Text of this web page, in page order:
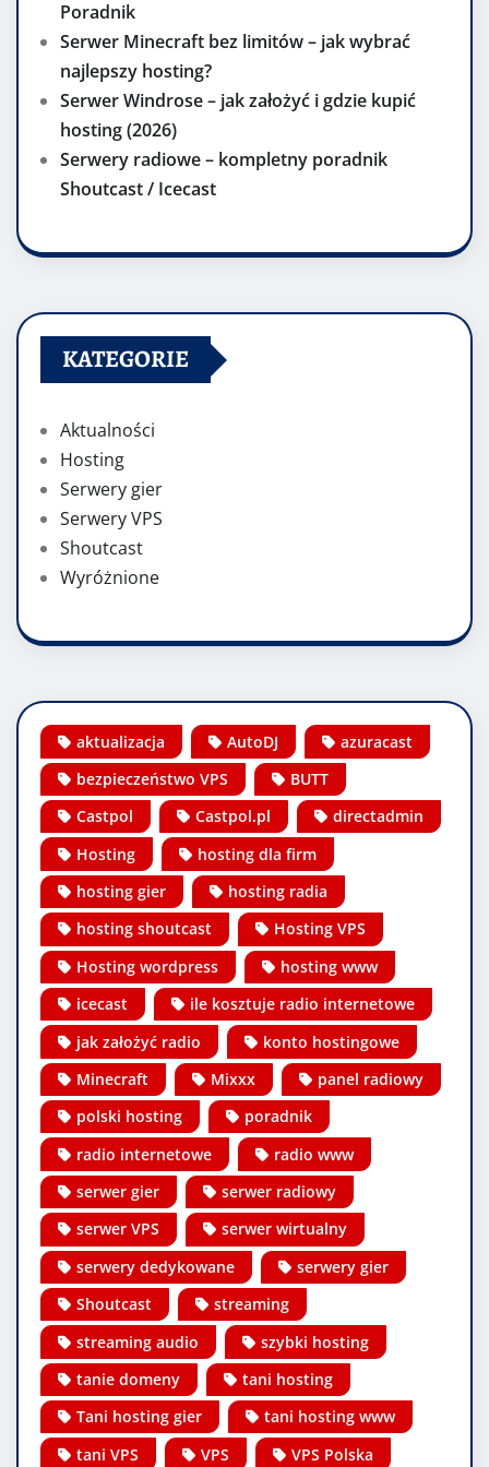
Poradnik
Serwer Minecraft bez limitów – jak wybrać
najlepszy hosting?
Serwer Windrose – jak założyć i gdzie kupić
hosting (2026)
Serwery radiowe – kompletny poradnik
Shoutcast / Icecast
KATEGORIE
Aktualności
Hosting
Serwery gier
Serwery VPS
Shoutcast
Wyróżnione
aktualizacja AutoDJ
azuracast
bezpieczeństwo VPS
BUTT
Castpol
Castpol.pl
directadmin
Hosting
hosting dla firm
hosting gier
hosting radia
hosting shoutcast
Hosting VPS
Hosting wordpress
hosting www
icecast
ile kosztuje radio internetowe
jak założyć radio
konto hostingowe
Minecraft
Mixxx
panel radiowy
polski hosting
poradnik
radio internetowe
radio www
serwer gier
serwer radiowy
serwer VPS
serwer wirtualny
serwery dedykowane
serwery gier
Shoutcast
streaming
streaming audio
szybki hosting
tanie domeny
tani hosting
Tani hosting gier
tani hosting www
tani VPS
VPS VPS Polska